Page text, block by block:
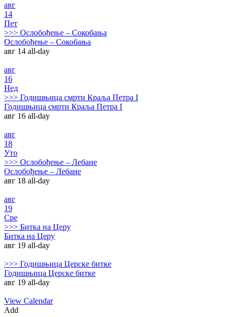
авг
14
Пет
>>> Ослобођење – Сокобања
Ослобођење – Сокобања
авг 14 all-day
авг
16
Нед
>>> Годишњица смрти Краља Петра I
Годишњица смрти Краља Петра I
авг 16 all-day
авг
18
Уто
>>> Ослобођење – Лебане
Ослобођење – Лебане
авг 18 all-day
авг
19
Сре
>>> Битка на Церу
Битка на Церу
авг 19 all-day
>>> Годишњица Церске битке
Годишњица Церске битке
авг 19 all-day
View Calendar
Add